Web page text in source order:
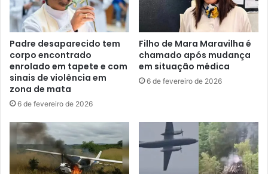
Padre desaparecido tem
corpo encontrado
enrolado em tapete e com
sinais de violência em
zona de mata
6 de fevereiro de 2026
Filho de Mara Maravilha é
chamado após mudança
em situação médica
6 de fevereiro de 2026